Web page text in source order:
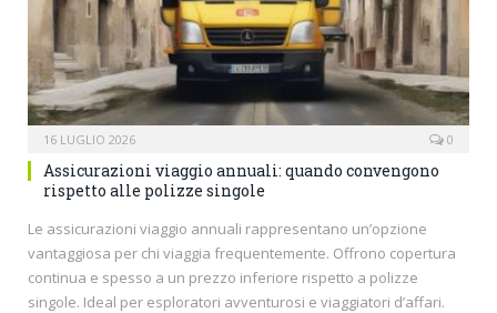
16 LUGLIO 2026 0
Assicurazioni viaggio annuali: quando convengono
rispetto alle polizze singole
Le assicurazioni viaggio annuali rappresentano un’opzione
vantaggiosa per chi viaggia frequentemente. Offrono copertura
continua e spesso a un prezzo inferiore rispetto a polizze
singole. Ideal per esploratori avventurosi e viaggiatori d’affari.